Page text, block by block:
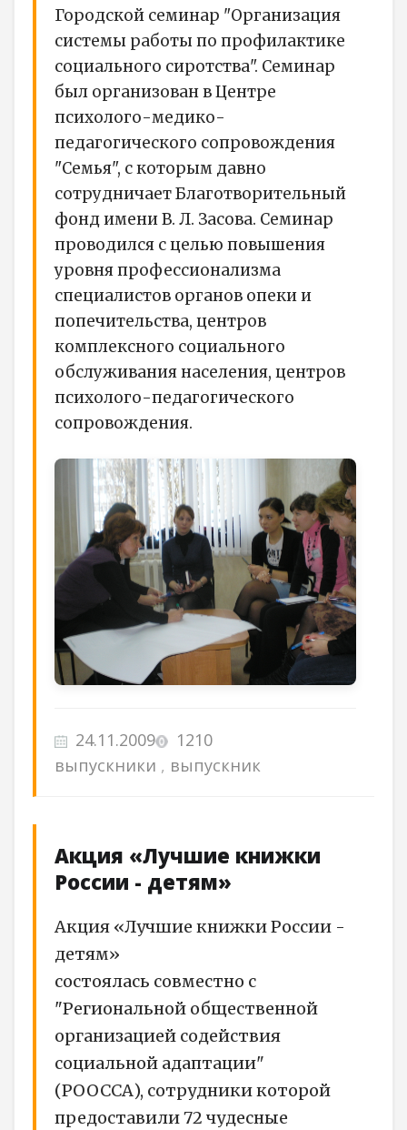
Городской семинар "Организация
системы работы по профилактике
социального сиротства". Семинар
был организован в Центре
психолого-медико-
педагогического сопровождения
"Семья", с которым давно
сотрудничает Благотворительный
фонд имени В. Л. Засова. Семинар
проводился с целью повышения
уровня профессионализма
специалистов органов опеки и
попечительства, центров
комплексного социального
обслуживания населения, центров
психолого-педагогического
сопровождения.
24.11.2009
1210
выпускники , выпускник
Акция «Лучшие книжки
России - детям»
Акция «Лучшие книжки России -
детям»
состоялась совместно с
"Региональной общественной
организацией содействия
социальной адаптации"
(РООССА), сотрудники которой
предоставили 72 чудесные